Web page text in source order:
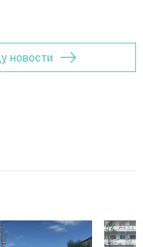
новости